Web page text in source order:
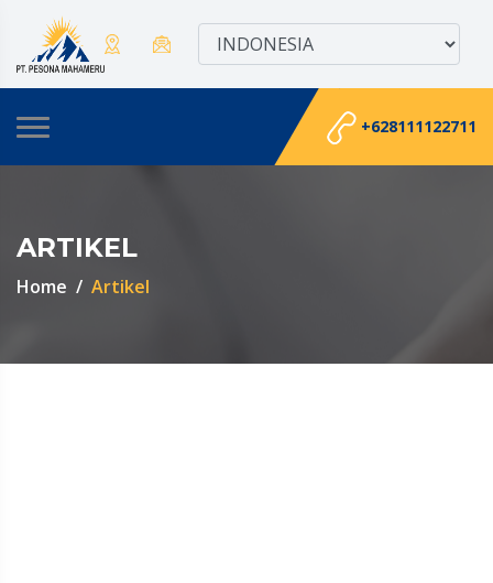
+628111122711
ARTIKEL
Home Artikel